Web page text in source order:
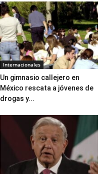
Internacionales
Un gimnasio callejero en
México rescata a jóvenes de
drogas y...